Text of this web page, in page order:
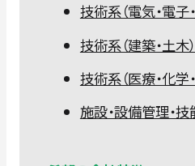
技術系（電気・電子
技術系（建築・土木）
技術系（医療・化学
施設・設備管理・